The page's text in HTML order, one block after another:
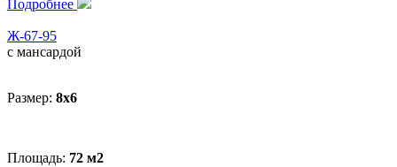
Подробнее
Ж-67-95
с мансардой
Размер: 8x6
Площадь: 72 м2